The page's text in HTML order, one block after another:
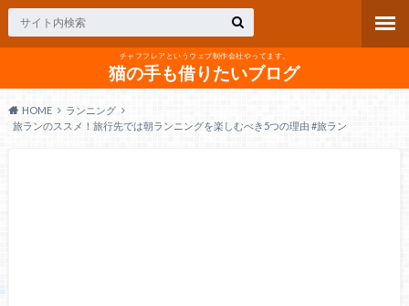
チャフフレアというウェブ制作会社やってます。
猫の手も借りたいブログ
HOME
ランニング
旅ランのススメ！旅行先では朝ランニングを楽しむべき5つの理由 #旅ラン